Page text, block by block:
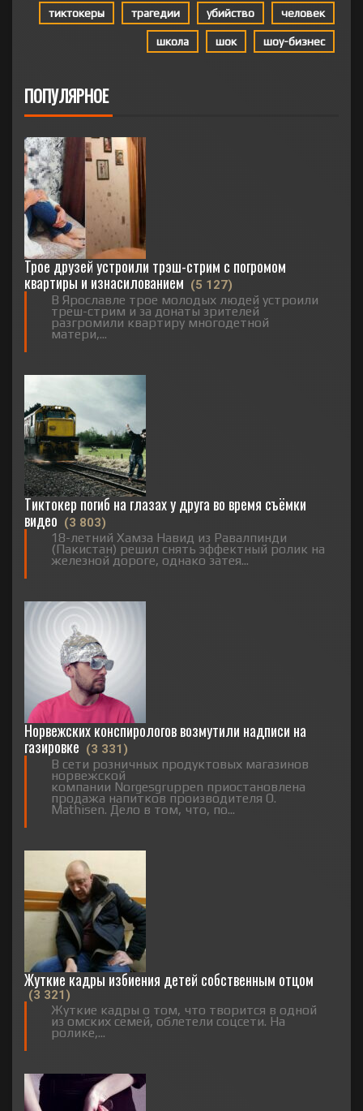
тиктокеры трагедии убийство человек
школа шок шоу-бизнес
ПОПУЛЯРНОЕ
Трое друзей устроили трэш-стрим с погромом
квартиры и изнасилованием (5 127)
В Ярославле трое молодых людей устроили
треш-стрим и за донаты зрителей
разгромили квартиру многодетной
матери,...
Тиктокер погиб на глазах у друга во время съёмки
видео (3 803)
18-летний Хамза Навид из Равалпинди
(Пакистан) решил снять эффектный ролик на
железной дороге, однако затея...
Норвежских конспирологов возмутили надписи на
газировке (3 331)
В сети розничных продуктовых магазинов
норвежской
компании Norgesgruppen приостановлена
продажа напитков производителя O.
Mathisen. Дело в том, что, по...
Жуткие кадры избиения детей собственным отцом
(3 321)
Жуткие кадры о том, что творится в одной
из омских семей, облетели соцсети. На
ролике,...